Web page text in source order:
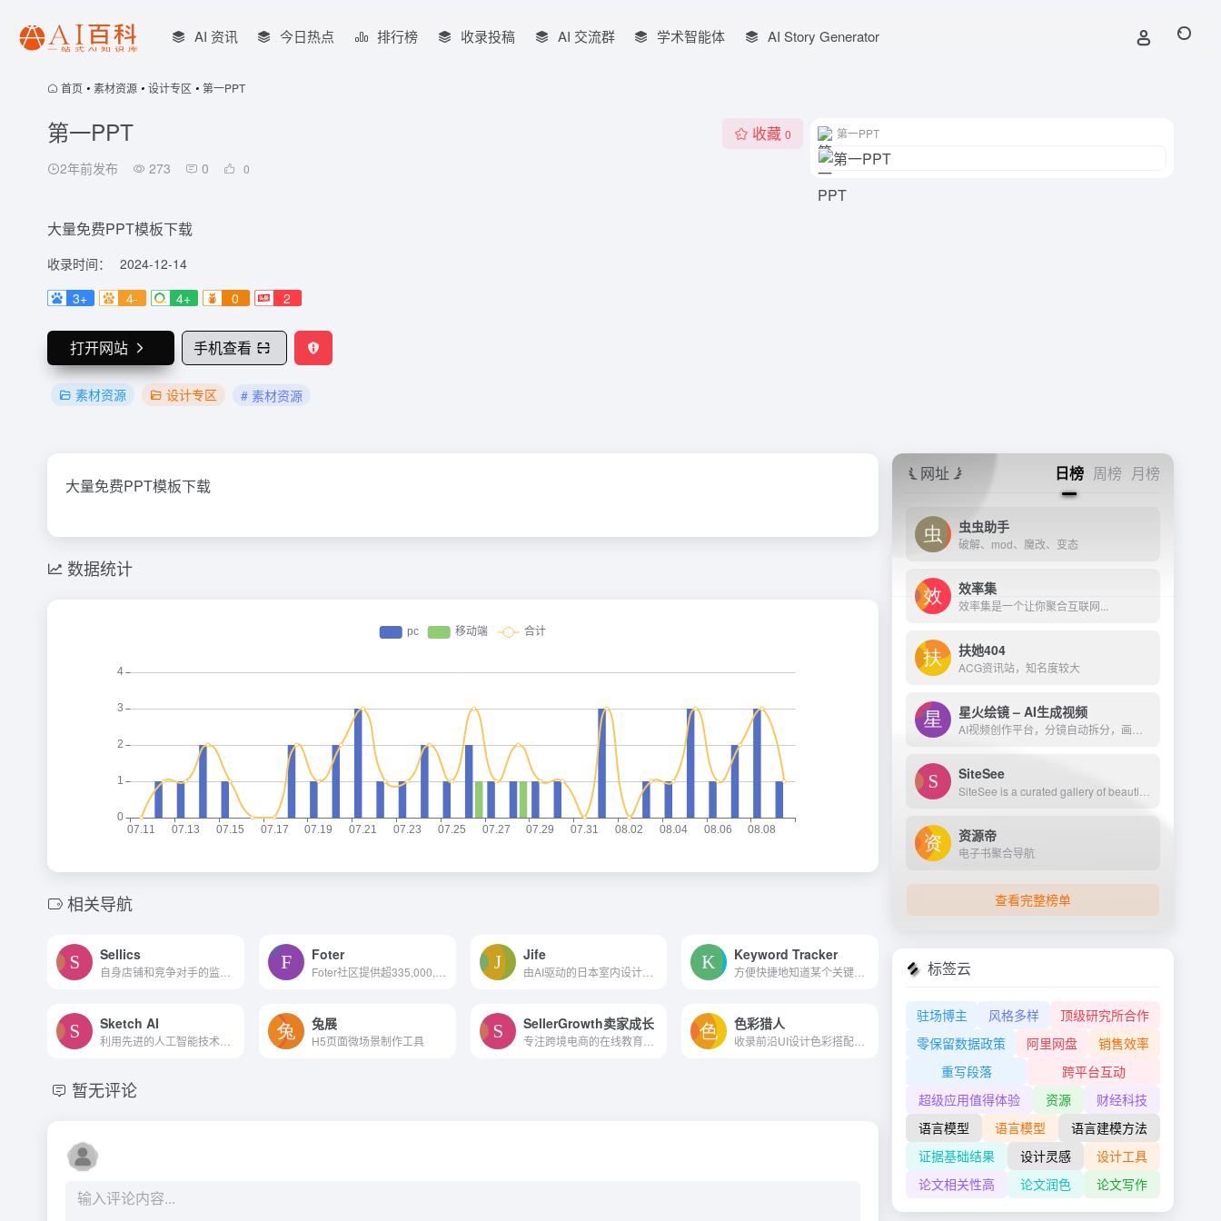
AI 资讯 今日热点 排行榜 收录投稿 AI 交流群 学术智能体 AI Story Generator
首页 • 素材资源 • 设计专区 • 第一PPT
第一PPT
2年前发布 273 0 0
收藏 0
大量免费PPT模板下载
收录时间：
2024-12-14
3+
4- 4+ 0 2
打开网站 手机查看
素材资源 设计专区 # 素材资源
第一PPT
大量免费PPT模板下载
数据统计
相关导航
Sellics Foter Jife
由AI驱动的日本室内设计生成器。
Keyword Tracker
Sketch AI 兔展
H5页面微场景制作工具
SellerGrowth卖家成长
专注跨境电商的在线教育平台
色彩猎人
暂无评论
网址 日榜 周榜 月榜
虫虫助手
破解、mod、魔改、变态
效率集
效率集是一个让你聚合互联网...
扶她404
ACG资讯站，知名度较大
星火绘镜 – AI生成视频
SiteSee
资源帝
电子书聚合导航
查看完整榜单
标签云
驻场博主 风格多样
顶级研究所合作
零保留数据政策
阿里网盘
销售效率
重写段落
跨平台互动
超级应用值得体验
资源
财经科技
语言模型
语言模型
语言建模方法
证据基础结果
设计灵感
设计工具
论文相关性高
论文润色 论文写作